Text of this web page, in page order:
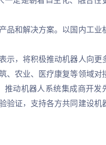
和解决方案。以国内工业
，将积极推动机器人向更
、农业、医疗康复等领域对
推动机器人系统集成商开发
验证，支持各方共同建设机